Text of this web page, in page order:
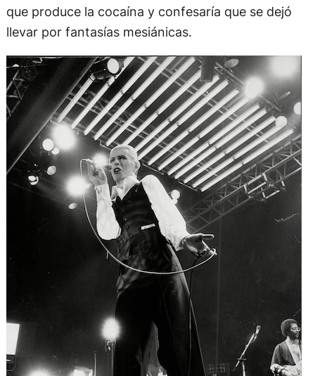
que produce la cocaína y confesaría que se dejó
llevar por fantasías mesiánicas.